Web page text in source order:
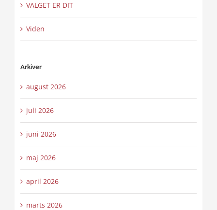
VALGET ER DIT
Viden
Arkiver
august 2026
juli 2026
juni 2026
maj 2026
april 2026
marts 2026